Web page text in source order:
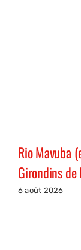
Rio Mavuba
Girondins
6 août 2026